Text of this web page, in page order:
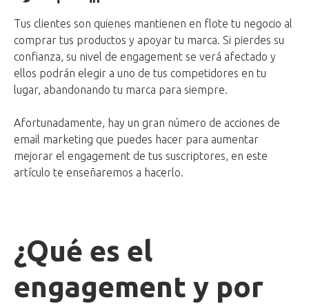
Tus clientes son quienes mantienen en flote tu negocio al
comprar tus productos y apoyar tu marca. Si pierdes su
confianza, su nivel de engagement se verá afectado y
ellos podrán elegir a uno de tus competidores en tu
lugar, abandonando tu marca para siempre.
Afortunadamente, hay un gran número de acciones de
email marketing que puedes hacer para aumentar
mejorar el engagement de tus suscriptores, en este
artículo te enseñaremos a hacerlo.
¿Qué es el
engagement y por